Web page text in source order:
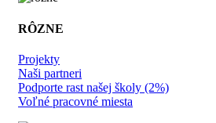
RÔZNE
Projekty
Naši partneri
Podporte rast našej školy (2%)
Voľné pracovné miesta